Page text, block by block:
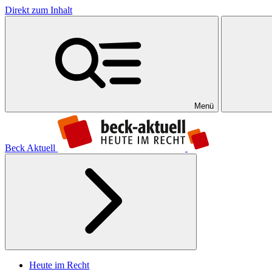
Direkt zum Inhalt
Menü
Beck Aktuell
Heute im Recht